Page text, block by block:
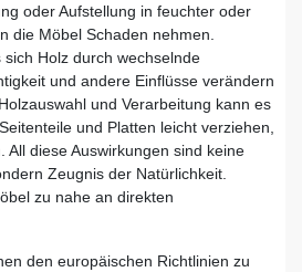
oder Aufstellung in feuchter oder
die Möbel Schaden nehmen.
Holz durch wechselnde
und andere Einflüsse verändern
und Verarbeitung kann es
und Platten leicht verziehen,
All diese Auswirkungen sind keine
Zeugnis der Natürlichkeit.
zu nahe an direkten
den europäischen Richtlinien zu